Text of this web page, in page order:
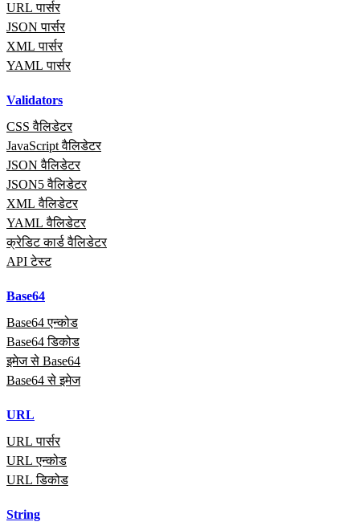
URL पार्सर
JSON पार्सर
XML पार्सर
YAML पार्सर
Validators
CSS वैलिडेटर
JavaScript वैलिडेटर
JSON वैलिडेटर
JSON5 वैलिडेटर
XML वैलिडेटर
YAML वैलिडेटर
क्रेडिट कार्ड वैलिडेटर
API टेस्ट
Base64
Base64 एन्कोड
Base64 डिकोड
इमेज से Base64
Base64 से इमेज
URL
URL पार्सर
URL एन्कोड
URL डिकोड
String